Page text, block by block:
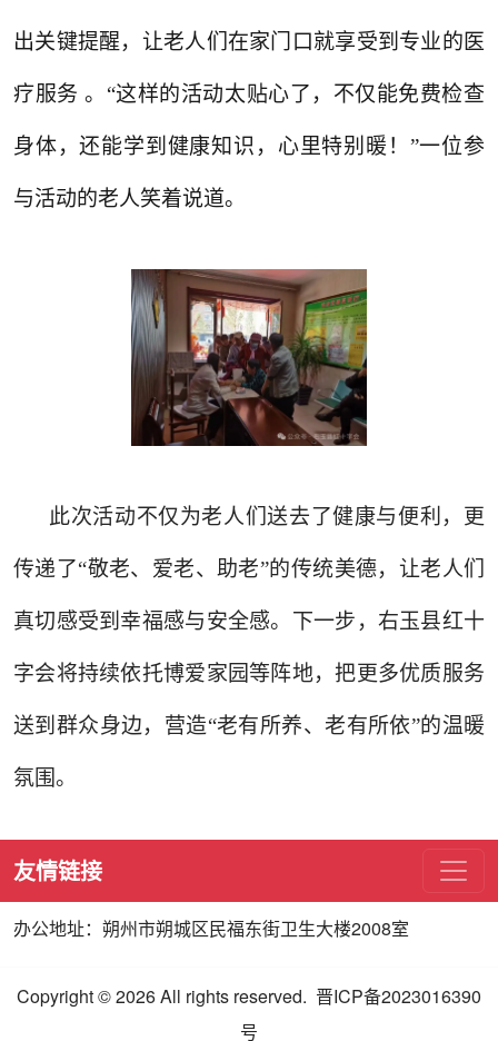
出关键提醒，让老人们在家门口就享受到专业的医
疗服务 。“这样的活动太贴心了，不仅能免费检查
身体，还能学到健康知识，心里特别暖！”一位参
与活动的老人笑着说道。
此次活动不仅为老人们送去了健康与便利，更
传递了“敬老、爱老、助老”的传统美德，让老人们
真切感受到幸福感与安全感。下一步，右玉县红十
字会将持续依托博爱家园等阵地，把更多优质服务
送到群众身边，营造“老有所养、老有所依”的温暖
氛围。
友情链接
办公地址：朔州市朔城区民福东街卫生大楼2008室
Copyright © 2026 All rights reserved. 晋ICP备2023016390
号